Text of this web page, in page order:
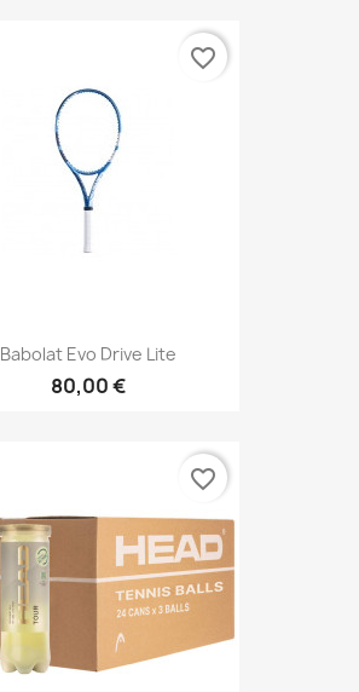
Babolat Evo Drive Lite
80,00 €
favorite_border
favorite_border